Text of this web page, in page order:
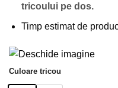
tricoului pe dos.
Timp estimat de
Culoare tricou